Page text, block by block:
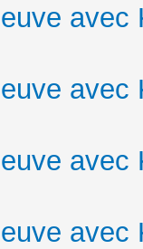
avec
avec
avec
avec